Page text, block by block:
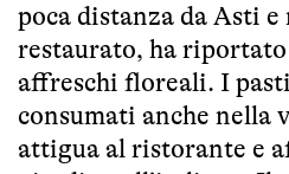
poca distanza da Asti
restaurato, ha
affreschi floreali. I pasti
consumati anche nella
attigua al ristorante e